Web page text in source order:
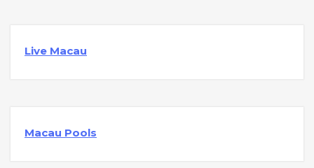
Live Macau
Macau Pools